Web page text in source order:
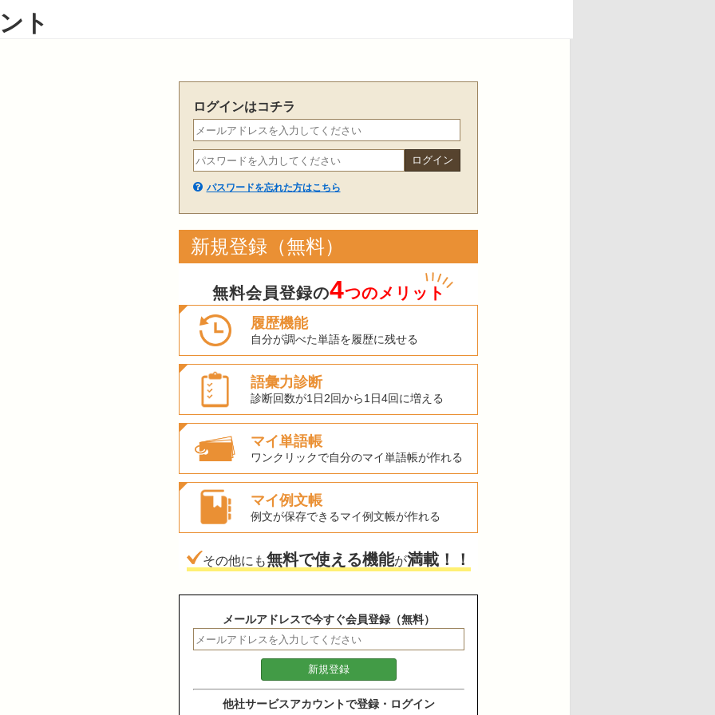
ト
ログインはコチラ
パスワードを忘れた方はこちら
新規登録（無料）
無料会員登録の4つのメリット
履歴機能
自分が調べた単語を履歴に残せる
語彙力診断
診断回数が1日2回から1日4回に増える
マイ単語帳
ワンクリックで自分のマイ単語帳が作れる
マイ例文帳
例文が保存できるマイ例文帳が作れる
その他にも無料で使える機能が満載！！
メールアドレスで今すぐ会員登録（無料）
他社サービスアカウントで登録・ログイン